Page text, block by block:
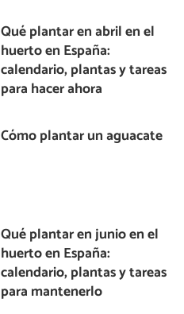
Qué plantar en abril en el
huerto en España:
calendario, plantas y tareas
para hacer ahora
Cómo plantar un aguacate
Qué plantar en junio en el
huerto en España:
calendario, plantas y tareas
para mantenerlo